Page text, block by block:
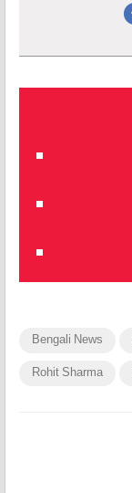
Bengali News
Rohit Sharma